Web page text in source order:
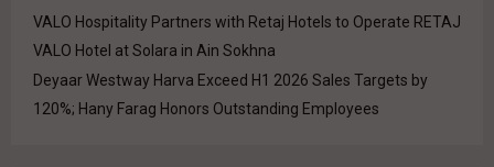
VALO Hospitality Partners with Retaj Hotels to Operate RETAJ
VALO Hotel at Solara in Ain Sokhna
Deyaar Westway Harva Exceed H1 2026 Sales Targets by
120%; Hany Farag Honors Outstanding Employees